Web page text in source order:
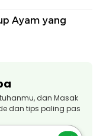
Ayam yang
dan Masak
dan tips paling pas